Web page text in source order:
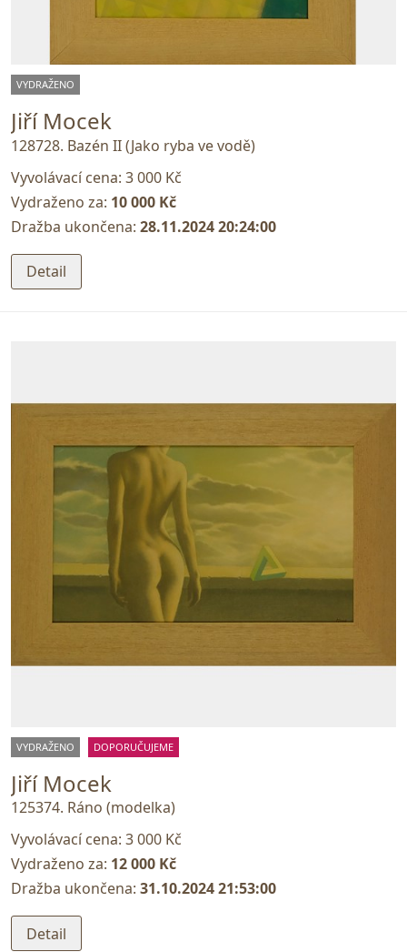
VYDRAŽENO
Jiří Mocek
128728. Bazén II (Jako ryba ve vodě)
Vyvolávací cena: 3 000 Kč
Vydraženo za: 10 000 Kč
Dražba ukončena: 28.11.2024 20:24:00
Detail
VYDRAŽENO DOPORUČUJEME
Jiří Mocek
125374. Ráno (modelka)
Vyvolávací cena: 3 000 Kč
Vydraženo za: 12 000 Kč
Dražba ukončena: 31.10.2024 21:53:00
Detail